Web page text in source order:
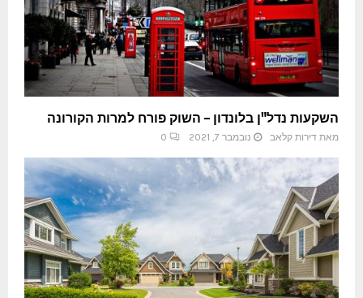
השקעות נדל"ן בלונדון – השוק פורח למרות הקורונה
מאת דירות קלאב נובמבר 7, 2021 0